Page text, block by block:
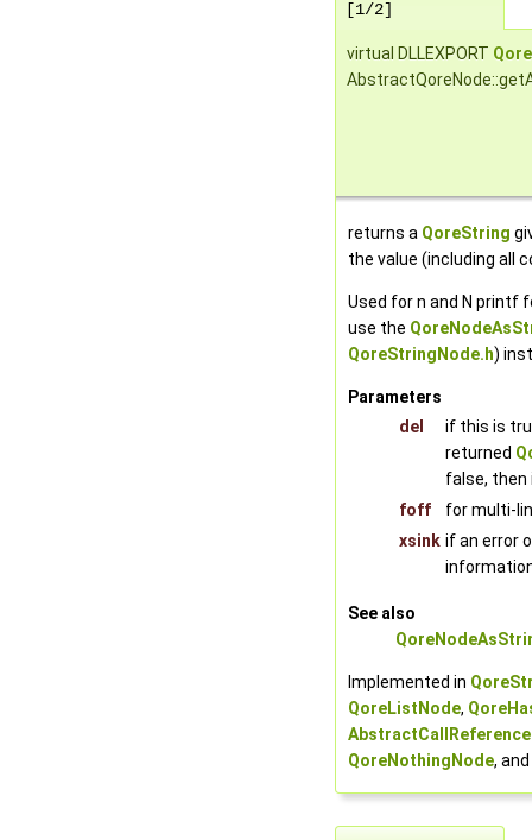
[1/2]
virtual DLLEXPORT
returns a QoreString
the value (including all
Used for n and N printf
use the
QoreStringNode.h)
Parameters
del
if this is
returned
false,
foff
for multi-
xsink if an error
See also
Implemented in
QoreListNode,
QoreNothingNode, and